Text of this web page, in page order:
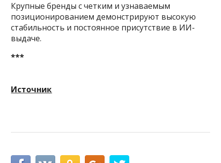
Крупные бренды с четким и узнаваемым
позиционированием демонстрируют высокую
стабильность и постоянное присутствие в ИИ-
выдаче.
***
Источник